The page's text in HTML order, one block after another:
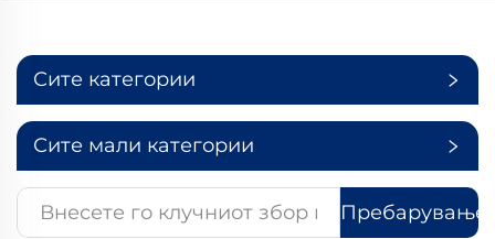
Сите категории
Сите мали категории
Пребарување